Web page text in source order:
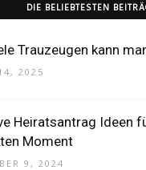
DIE BELIEBTESTEN
Trauzeugen kann
2025
Heiratsantrag Ideen
Moment
9, 2024